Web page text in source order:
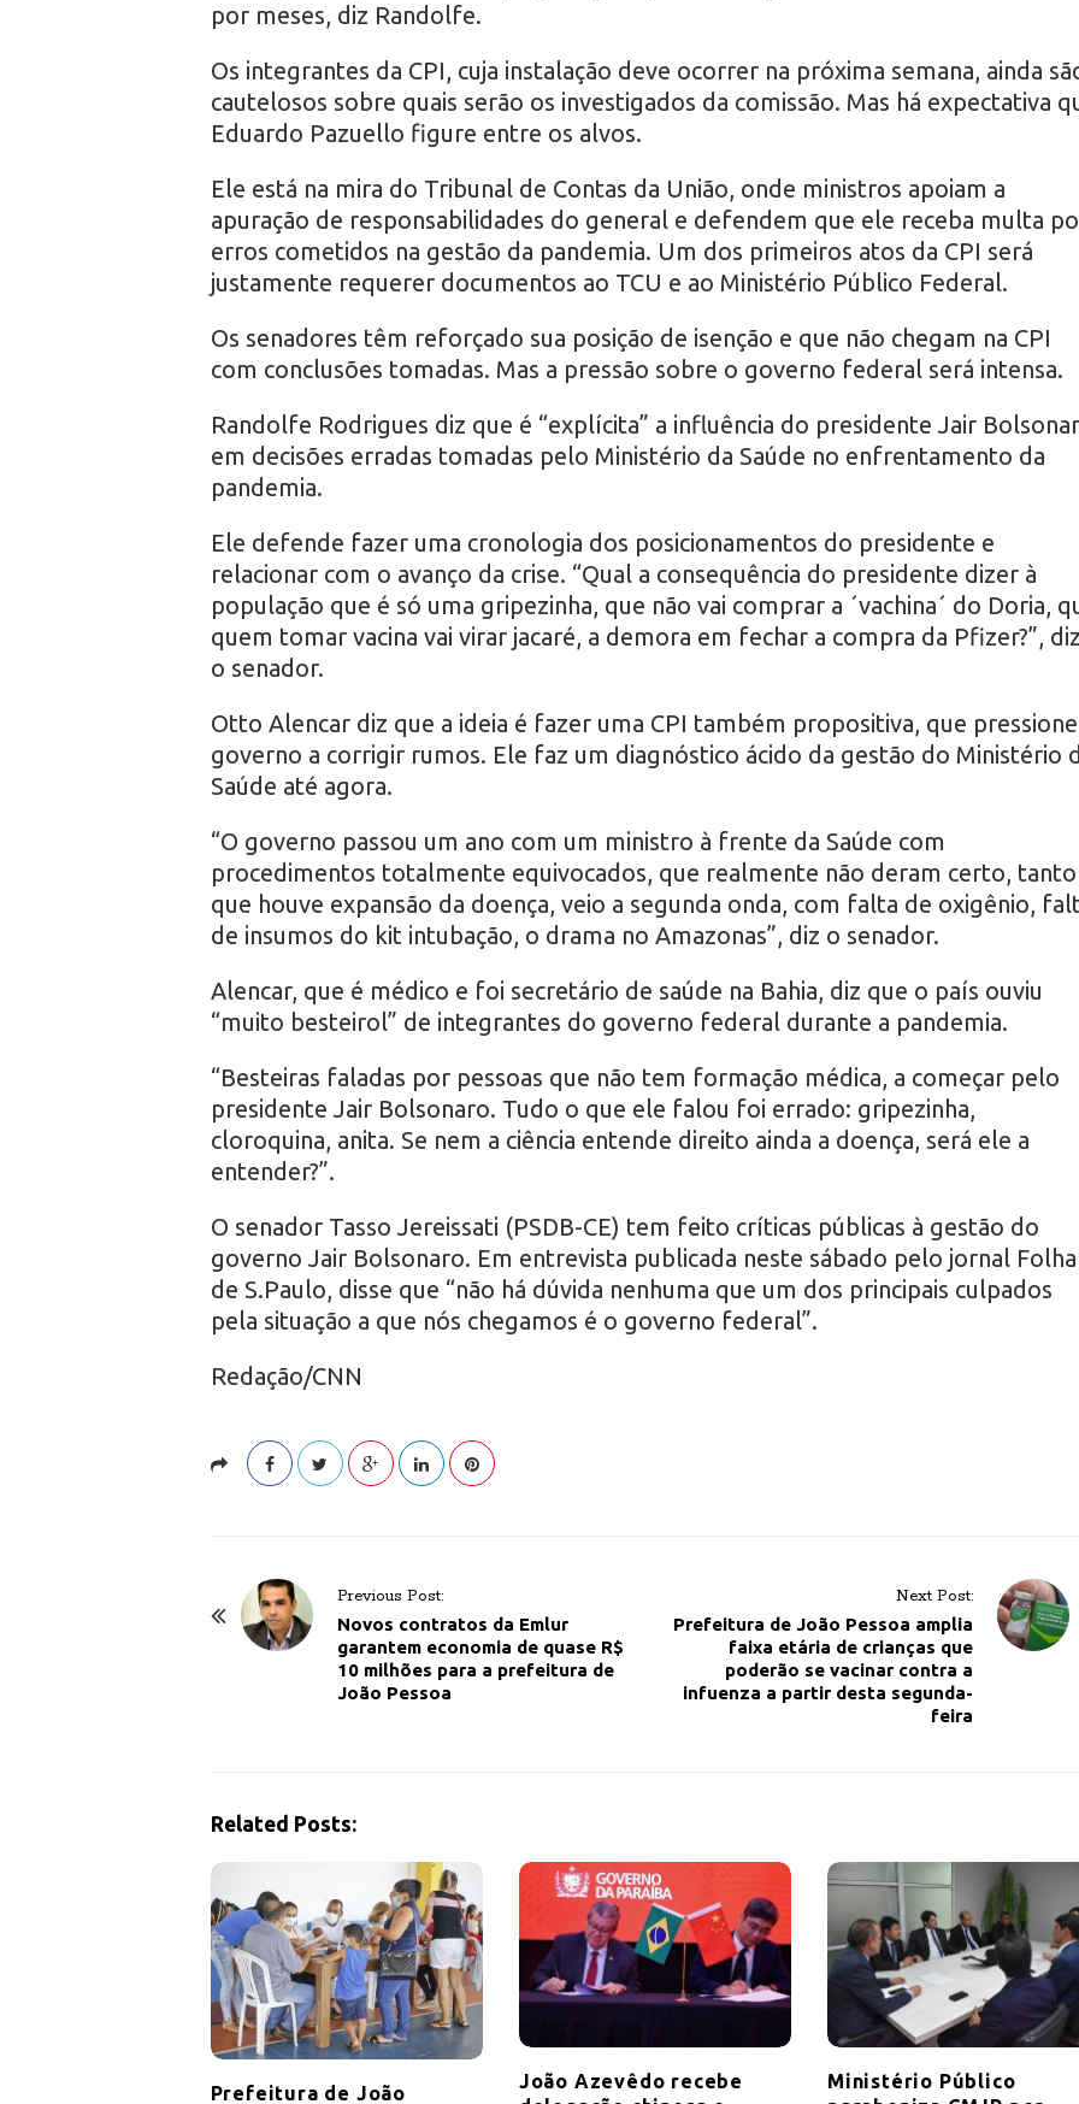
por meses, diz Randolfe.
Os integrantes da CPI, cuja instalação deve ocorrer na próxima semana, ainda
cautelosos sobre quais serão os investigados da comissão. Mas há expectativa
Eduardo Pazuello figure entre os alvos.
Ele está na mira do Tribunal de Contas da União, onde ministros apoiam a
apuração de responsabilidades do general e defendem que ele receba multa
erros cometidos na gestão da pandemia. Um dos primeiros atos da CPI será
justamente requerer documentos ao TCU e ao Ministério Público Federal.
Os senadores têm reforçado sua posição de isenção e que não chegam na CPI
com conclusões tomadas. Mas a pressão sobre o governo federal será intensa.
Randolfe Rodrigues diz que é “explícita” a influência do presidente Jair
em decisões erradas tomadas pelo Ministério da Saúde no enfrentamento da
pandemia.
Ele defende fazer uma cronologia dos posicionamentos do presidente e
relacionar com o avanço da crise. “Qual a consequência do presidente dizer à
população que é só uma gripezinha, que não vai comprar a ´vachina´ do Doria,
quem tomar vacina vai virar jacaré, a demora em fechar a compra da Pfizer?”, diz
o senador.
Otto Alencar diz que a ideia é fazer uma CPI também propositiva, que
governo a corrigir rumos. Ele faz um diagnóstico ácido da gestão do Ministério
Saúde até agora.
“O governo passou um ano com um ministro à frente da Saúde com
procedimentos totalmente equivocados, que realmente não deram certo, tanto
que houve expansão da doença, veio a segunda onda, com falta de oxigênio,
de insumos do kit intubação, o drama no Amazonas”, diz o senador.
Alencar, que é médico e foi secretário de saúde na Bahia, diz que o país ouviu
“muito besteirol” de integrantes do governo federal durante a pandemia.
“Besteiras faladas por pessoas que não tem formação médica, a começar pelo
presidente Jair Bolsonaro. Tudo o que ele falou foi errado: gripezinha,
cloroquina, anita. Se nem a ciência entende direito ainda a doença, será ele a
entender?”.
O senador Tasso Jereissati (PSDB-CE) tem feito críticas públicas à gestão do
governo Jair Bolsonaro. Em entrevista publicada neste sábado pelo jornal Folha
de S.Paulo, disse que “não há dúvida nenhuma que um dos principais culpados
pela situação a que nós chegamos é o governo federal”.
Redação/CNN
Previous Post:
Novos contratos da Emlur
garantem economia de quase R$
10 milhões para a prefeitura de
João Pessoa
Next Post:
Prefeitura de João Pessoa amplia
faixa etária de crianças que
poderão se vacinar contra a
infuenza a partir desta segunda-
feira
Related Posts:
Prefeitura de João
João Azevêdo recebe
Ministério Público